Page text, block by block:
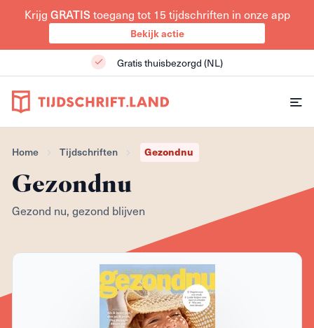
Krijg GRATIStoegang tot 15 tijdschriften in onze app
Bekijk actie
Gratis thuisbezorgd (NL)
Home Tijdschriften Gezondnu
Gezondnu
Gezond nu, gezond blijven